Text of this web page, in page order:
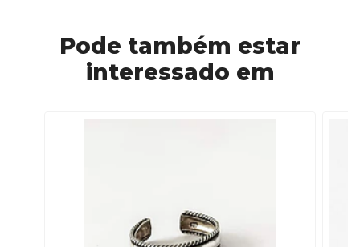
Pode também estar
interessado em